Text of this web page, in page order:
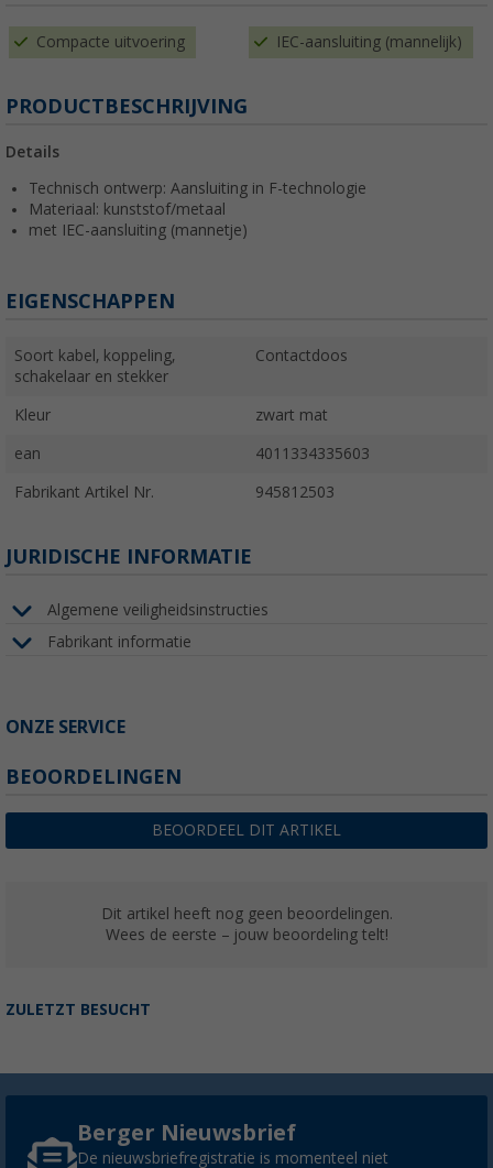
Compacte uitvoering IEC-aansluiting (mannelijk)
PRODUCTBESCHRIJVING
Details
Technisch ontwerp: Aansluiting in F-technologie
Materiaal: kunststof/metaal
met IEC-aansluiting (mannetje)
EIGENSCHAPPEN
Soort kabel, koppeling,
schakelaar en stekker
Contactdoos
Kleur zwart mat
ean 4011334335603
Fabrikant Artikel Nr. 945812503
JURIDISCHE INFORMATIE
Algemene veiligheidsinstructies
Fabrikant informatie
ONZE SERVICE
BEOORDELINGEN
BEOORDEEL DIT ARTIKEL
Dit artikel heeft nog geen beoordelingen.
Wees de eerste – jouw beoordeling telt!
ZULETZT BESUCHT
Berger Nieuwsbrief
De nieuwsbriefregistratie is momenteel niet